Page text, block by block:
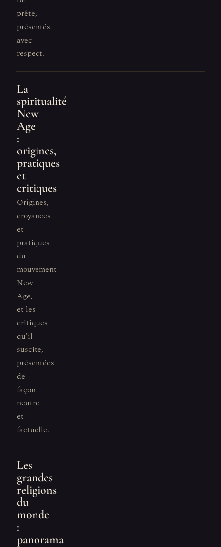
prête,
présentés
avec
respect.
La
spiritualité
New
Age
:
origines,
pratiques
et
critiques
Origines,
croyances
et
pratiques
du
mouvement
New
Age,
et les
critiques
qu'il
suscite,
présentées
de
façon
neutre
et
factuelle.
Les
grandes
religions
du
monde
:
panorama